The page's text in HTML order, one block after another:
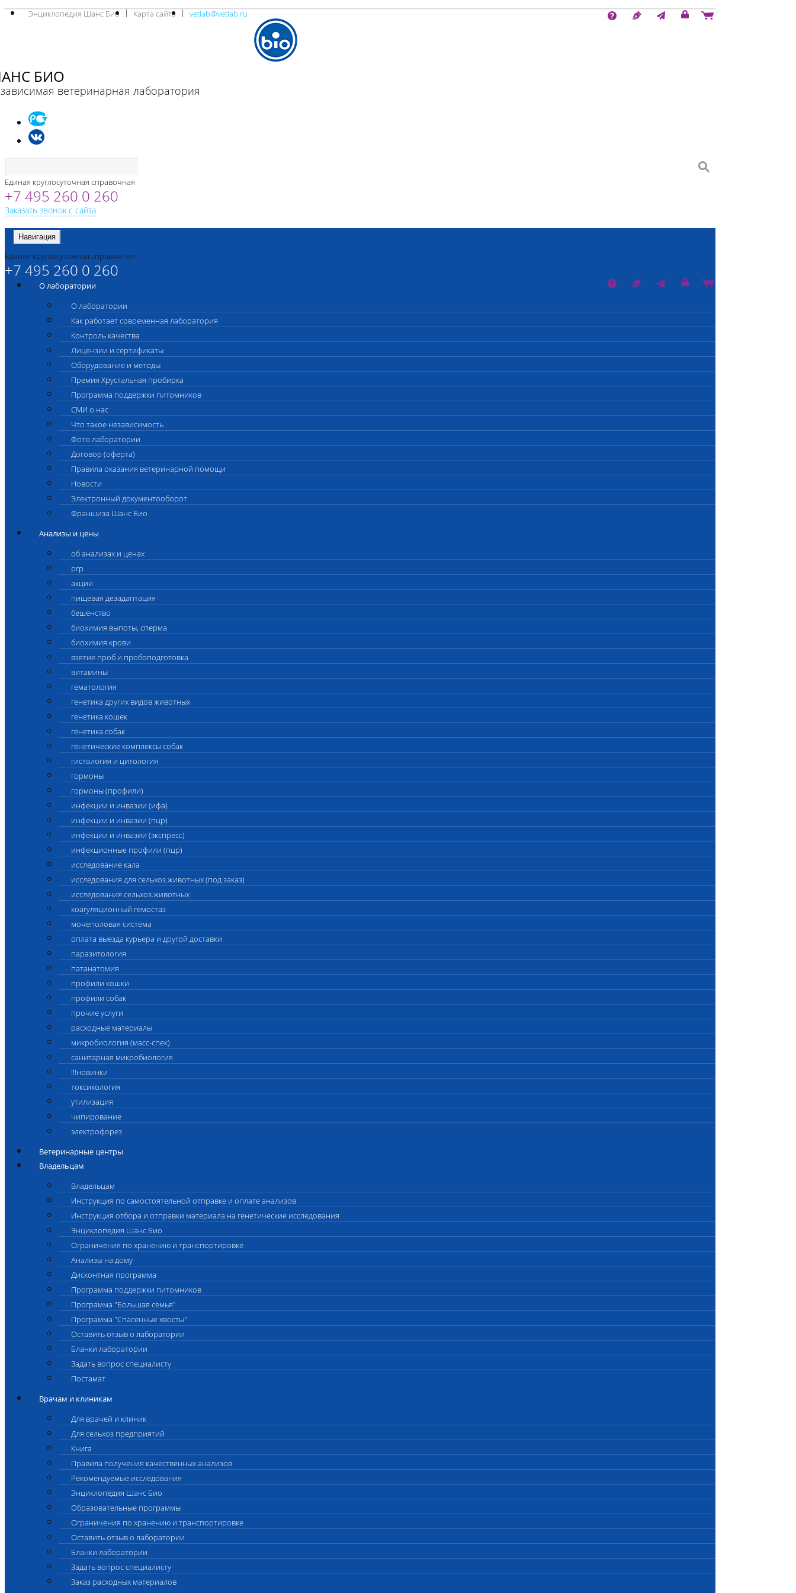
Энциклопедия Шанс Био Карта сайта vetlab@vetlab.ru
БИО
ветеринарная лаборатория
Единая круглосуточная справочная
+7 495 260 0 260
Заказать звонок с сайта
Навигация
Единая круглосуточная справочная
+7 495 260 0 260
О лаборатории
О лаборатории
Как работает современная лаборатория
Контроль качества
Лицензии и сертификаты
Оборудование и методы
Премия Хрустальная пробирка
Программа поддержки питомников
СМИ о нас
Что такое независимость
Фото лаборатории
Договор (оферта)
Правила оказания ветеринарной помощи
Новости
Электронный документооборот
Франшиза Шанс Био
Анализы и цены
об анализах и ценах
prp
акции
пищевая дезадаптация
бешенство
биохимия выпоты, сперма
биохимия крови
взятие проб и пробоподготовка
витамины
гематология
генетика других видов животных
генетика кошек
генетика собак
генетические комплексы собак
гистология и цитология
гормоны
гормоны (профили)
инфекции и инвазии (ифа)
инфекции и инвазии (пцр)
инфекции и инвазии (экспресс)
инфекционные профили (пцр)
исследование кала
исследования для сельхоз.животных (под заказ)
исследования сельхоз.животных
коагуляционный гемостаз
мочеполовая система
оплата выезда курьера и другой доставки
паразитология
патанатомия
профили кошки
профили собак
прочие услуги
расходные материалы
микробиология (масс-спек)
санитарная микробиология
!!!новинки
токсикология
утилизация
чипирование
электрофорез
Ветеринарные центры
Владельцам
Владельцам
Инструкция по самостоятельной отправке и оплате анализов
Инструкция отбора и отправки материала на генетические исследования
Энциклопедия Шанс Био
Ограничения по хранению и транспортировке
Анализы на дому
Дисконтная программа
Программа поддержки питомников
Программа "Большая семья"
Программа "Спасенные хвосты"
Оставить отзыв о лаборатории
Бланки лаборатории
Задать вопрос специалисту
Постамат
Врачам и клиникам
Для врачей и клиник
Для сельхоз предприятий
Книга
Правила получения качественных анализов
Рекомендуемые исследования
Энциклопедия Шанс Био
Образовательные программы
Ограничения по хранению и транспортировке
Оставить отзыв о лаборатории
Бланки лаборатории
Задать вопрос специалисту
Заказ расходных материалов